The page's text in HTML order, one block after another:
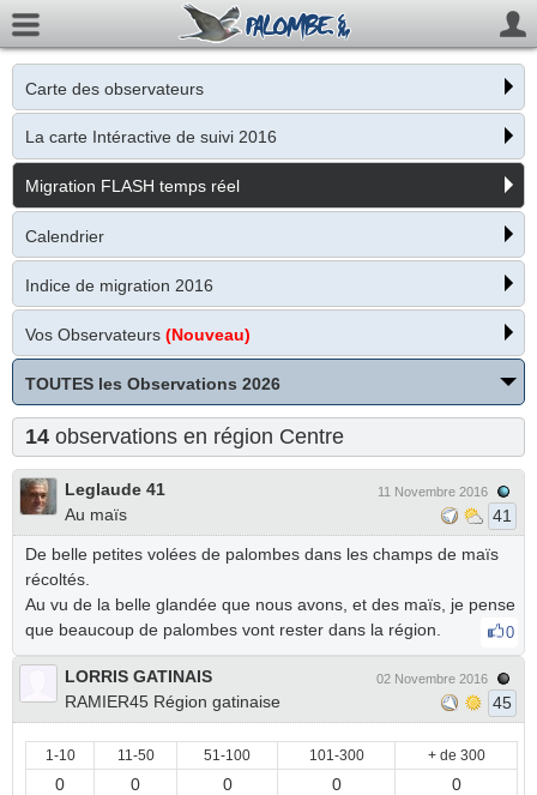
Carte des observateurs
La carte Intéractive de suivi 2016
Migration FLASH temps réel
Calendrier
Indice de migration 2016
Vos Observateurs (Nouveau)
TOUTES les Observations 2026
14 observations en région Centre
Leglaude 41
Au maïs
11 Novembre 2016
41
De belle petites volées de palombes dans les champs de maïs
récoltés.
Au vu de la belle glandée que nous avons, et des maïs, je pense
que beaucoup de palombes vont rester dans la région.
0
LORRIS GATINAIS
RAMIER45 Région gatinaise
02 Novembre 2016
45
1-10 11-50 51-100 101-300 + de 300
0 0 0 0 0